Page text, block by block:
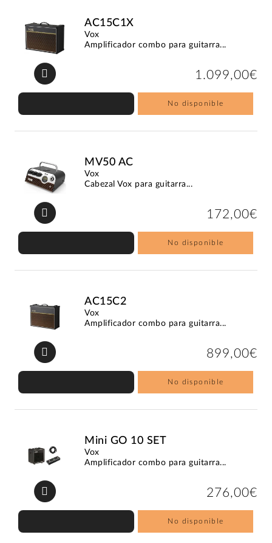
AC15C1X
Vox
Amplificador combo para guitarra...
1.099,00€
No disponible
MV50 AC
Vox
Cabezal Vox para guitarra...
172,00€
No disponible
AC15C2
Vox
Amplificador combo para guitarra...
899,00€
No disponible
Mini GO 10 SET
Vox
Amplificador combo para guitarra...
276,00€
No disponible